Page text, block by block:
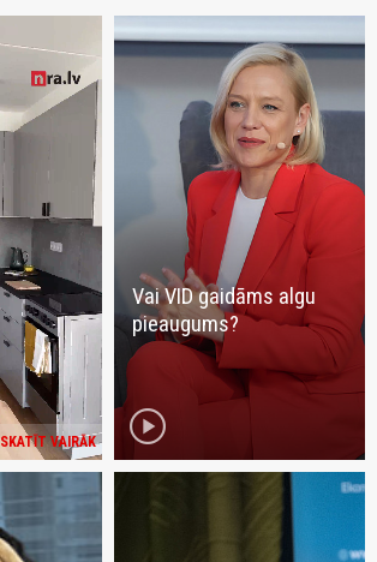
SKATĪT VAIRĀK
Vai VID gaidāms algu
pieaugums?
play_circle